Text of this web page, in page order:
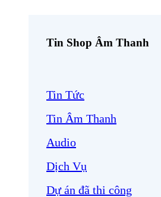
Tin Shop Âm Thanh
Tin Tức
Tin Âm Thanh
Audio
Dịch Vụ
Dự án đã thi công